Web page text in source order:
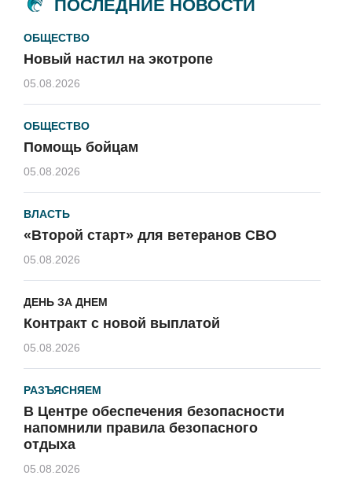
ПОСЛЕДНИЕ НОВОСТИ
ОБЩЕСТВО
Новый настил на экотропе
05.08.2026
ОБЩЕСТВО
Помощь бойцам
05.08.2026
ВЛАСТЬ
«Второй старт» для ветеранов СВО
05.08.2026
ДЕНЬ ЗА ДНЕМ
Контракт с новой выплатой
05.08.2026
РАЗЪЯСНЯЕМ
В Центре обеспечения безопасности
напомнили правила безопасного
отдыха
05.08.2026